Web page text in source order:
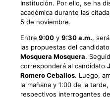
Institución. Por ello, se ha
académica durante las
5 de noviembre.
Entre 9:00 y 9:30 a.m.,
las propuestas del candidato
Mosquera Mosquera.
corresponderá al candidato
Romero Ceballos. Luego,
la mañana y 1:00 de la
respectivos interrogantes